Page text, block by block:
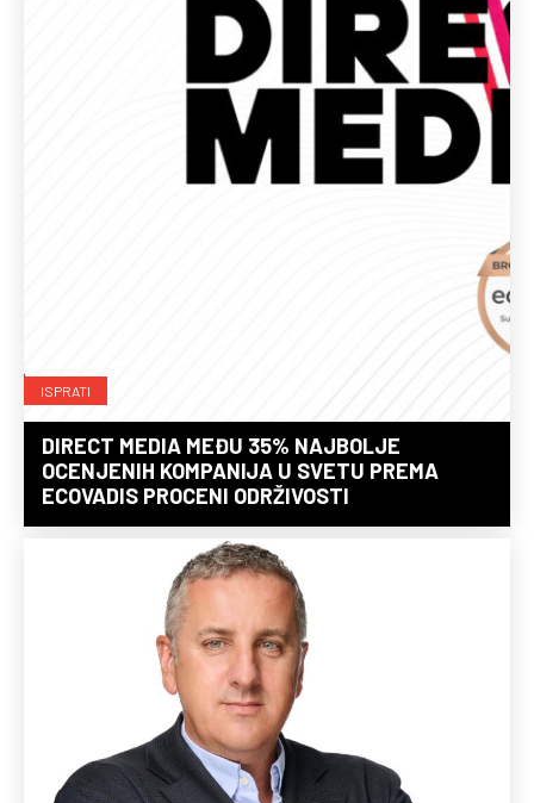
ISPRATI
DIRECT MEDIA MEĐU 35% NAJBOLJE
OCENJENIH KOMPANIJA U SVETU PREMA
ECOVADIS PROCENI ODRŽIVOSTI